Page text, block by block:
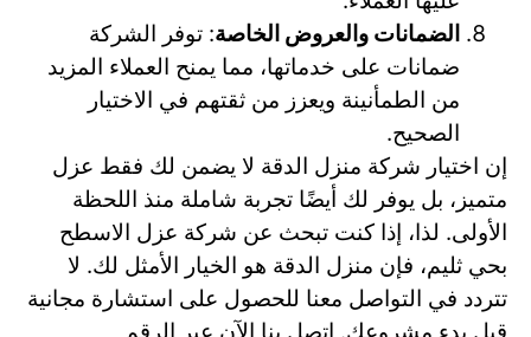
الضمانات والعروض الخاصة: توفر الشركة
ضمانات على خدماتها، مما يمنح العملاء المزيد
من الطمأنينة ويعزز من ثقتهم في الاختيار
الصحيح.
إن اختيار شركة منزل الدقة لا يضمن لك فقط عزل
متميز، بل يوفر لك أيضًا تجربة شاملة منذ اللحظة
الأولى. لذا، إذا كنت تبحث عن شركة عزل الاسطح
بحي ثليم، فإن منزل الدقة هو الخيار الأمثل لك. لا
تتردد في التواصل معنا للحصول على استشارة مجانية